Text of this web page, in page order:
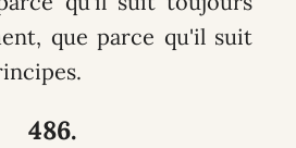
que parce qu'il suit
486.